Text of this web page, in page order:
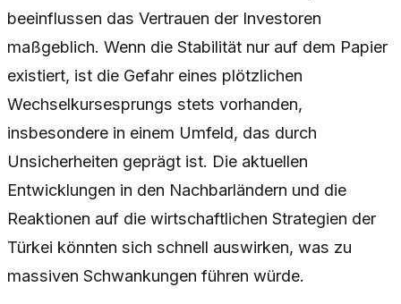
beeinflussen das Vertrauen der Investoren
maßgeblich. Wenn die Stabilität nur auf dem Papier
existiert, ist die Gefahr eines plötzlichen
Wechselkursesprungs stets vorhanden,
insbesondere in einem Umfeld, das durch
Unsicherheiten geprägt ist. Die aktuellen
Entwicklungen in den Nachbarländern und die
Reaktionen auf die wirtschaftlichen Strategien der
Türkei könnten sich schnell auswirken, was zu
massiven Schwankungen führen würde.